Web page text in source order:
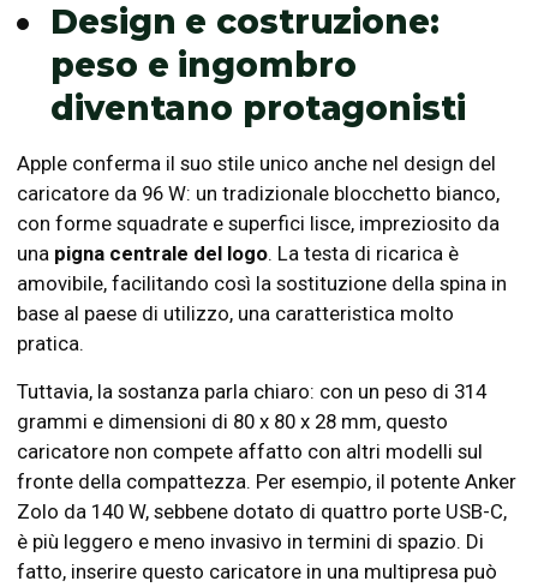
Design e costruzione:
peso e ingombro
diventano protagonisti
Apple conferma il suo stile unico anche nel design del
caricatore da 96 W: un tradizionale blocchetto bianco,
con forme squadrate e superfici lisce, impreziosito da
una pigna centrale del logo. La testa di ricarica è
amovibile, facilitando così la sostituzione della spina in
base al paese di utilizzo, una caratteristica molto
pratica.
Tuttavia, la sostanza parla chiaro: con un peso di 314
grammi e dimensioni di 80 x 80 x 28 mm, questo
caricatore non compete affatto con altri modelli sul
fronte della compattezza. Per esempio, il potente Anker
Zolo da 140 W, sebbene dotato di quattro porte USB-C,
è più leggero e meno invasivo in termini di spazio. Di
fatto, inserire questo caricatore in una multipresa può